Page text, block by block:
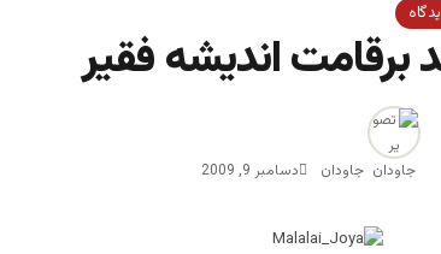
برقامت اندیشه فقیر
جاودان دسامبر 9, 2009